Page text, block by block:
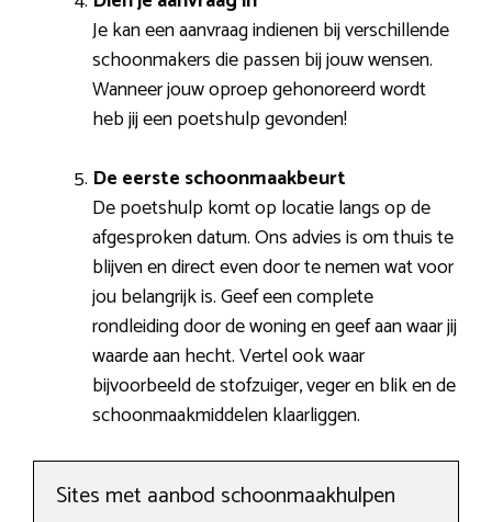
Je kan een aanvraag indienen bij verschillende
schoonmakers die passen bij jouw wensen.
Wanneer jouw oproep gehonoreerd wordt
heb jij een poetshulp gevonden!
De eerste schoonmaakbeurt
De poetshulp komt op locatie langs op de
afgesproken datum. Ons advies is om thuis te
blijven en direct even door te nemen wat voor
jou belangrijk is. Geef een complete
rondleiding door de woning en geef aan waar jij
waarde aan hecht. Vertel ook waar
bijvoorbeeld de stofzuiger, veger en blik en de
schoonmaakmiddelen klaarliggen.
Sites met aanbod schoonmaakhulpen